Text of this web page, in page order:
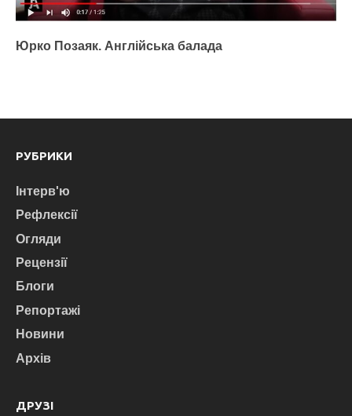
Юрко Позаяк. Англійська балада
РУБРИКИ
Інтерв'ю
Рефлексії
Огляди
Рецензії
Блоги
Репортажі
Новини
Архів
ДРУЗІ